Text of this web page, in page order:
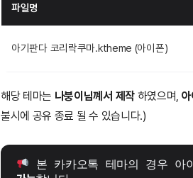
파일명
아기판다 코리락쿠마.ktheme (아이폰)
해당 테마는 나붕이님꼐서 제작 하였으며,
불시에 공유 종료 될 수 있습니다.)
본 카카오톡 테마의 경우 아